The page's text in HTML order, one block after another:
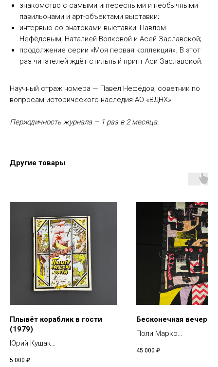
знакомство с самыми интересными и необычными
павильонами и арт-объектами выставки;
интервью со знатоками выставки: Павлом
Нефёдовым, Наталией Волковой и Асей Заславской;
продолжение серии «Моя первая коллекция». В этот
раз читателей ждёт стильный принт Аси Заславской.
Научный страж номера — Павел Нефёдов, советник по
вопросам исторического наследия АО «ВДНХ»
Периодичность журнала – 1 раз в 2 месяца.
Другие товары
Плывёт кораблик в гости
(1979)
Юрий Кушак
5 000 ₽
Бесконечная
Поли Марко
45 000 ₽